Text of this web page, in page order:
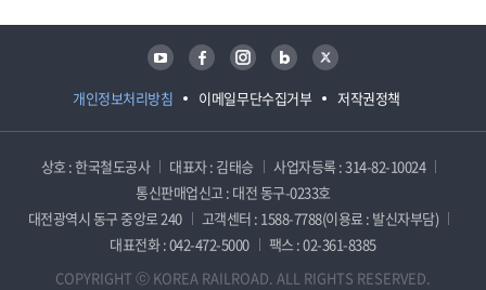
개인정보처리방침 이메일무단수집거부 저작권정책
유튜브 페이스북 인스타그램 블로그 트위터
상호 : 한국철도공사 대표자 : 김태승
사업자등록 : 314-82-10024
통신판매업신고 : 대전 동구-0233호
대전광역시 동구 중앙로 240
고객센터 : 1588-7788(이용료 : 발신자부담)
대표전화 : 042-472-5000
팩스 : 02-361-8385
COPYRIGHT ⓒ KOREA RAILROAD. ALL RIGHTS RESERVED.